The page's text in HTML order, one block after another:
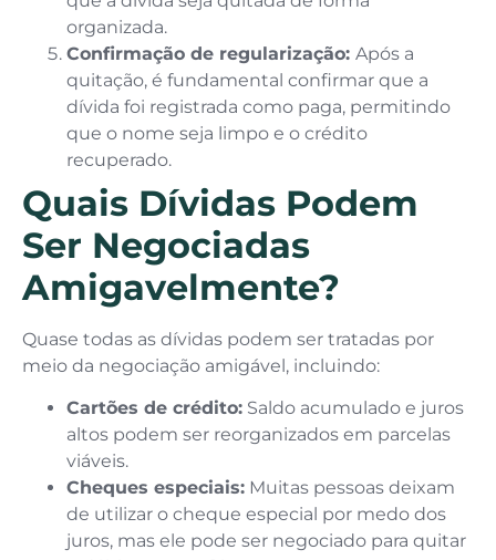
organizada.
Confirmação de regularização: Após a
quitação, é fundamental confirmar que a
dívida foi registrada como paga, permitindo
que o nome seja limpo e o crédito
recuperado.
Quais Dívidas Podem
Ser Negociadas
Amigavelmente?
Quase todas as dívidas podem ser tratadas por
meio da negociação amigável, incluindo:
Cartões de crédito: Saldo acumulado e juros
altos podem ser reorganizados em parcelas
viáveis.
Cheques especiais: Muitas pessoas deixam
de utilizar o cheque especial por medo dos
juros, mas ele pode ser negociado para quitar